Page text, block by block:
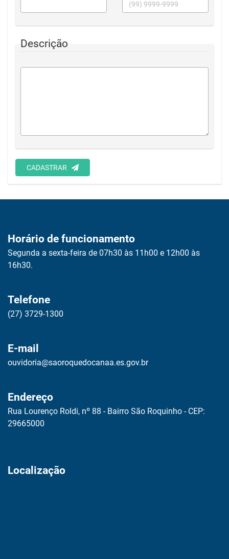
Descrição
CADASTRAR
Horário de funcionamento
Segunda a sexta-feira de 07h30 às 11h00 e 12h00 às
16h30.
Telefone
(27) 3729-1300
E-mail
ouvidoria@saoroquedocanaa.es.gov.br
Endereço
Rua Lourenço Roldi, nº 88 - Bairro São Roquinho - CEP:
29665000
Localização